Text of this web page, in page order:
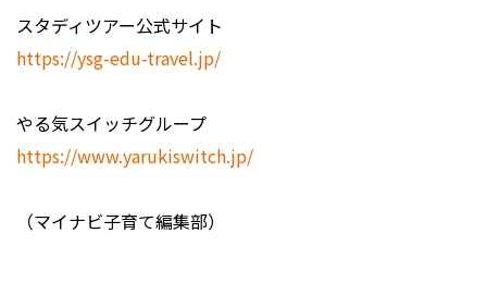
スタディツアー公式サイト
https://ysg-edu-travel.jp/
やる気スイッチグループ
https://www.yarukiswitch.jp/
（マイナビ子育て編集部）